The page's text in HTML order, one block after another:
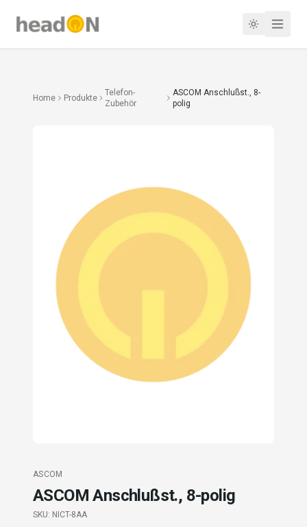
Home Produkte
Telefon-
Zubehör
ASCOM Anschlußst., 8-
polig
ASCOM
ASCOM Anschlußst., 8-polig
SKU: NICT-8AA